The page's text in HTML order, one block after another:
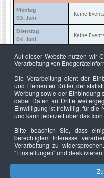
Montag
03. Juni
Keine
Dienstag
04. Juni
Keine
Mittwoch
05. Juni
Keine
06. Juni
Keine
Freitag
07. Juni
Keine
Samstag
Sonntag
09. Juni
Keine
Auf dieser Website nutzen wir
Verarbeitung von
Die Verarbeitung dient der
und Elementen Dritter, der
Werbung sowie der Einbindung
dabei Daten an Dritte
Einwilligung ist freiwillig, für die
und kann jederzeit über das
Bitte beachten Sie, dass
berechtigtem Interesse
Verarbeitung zu
"Einstellungen"und deaktivieren